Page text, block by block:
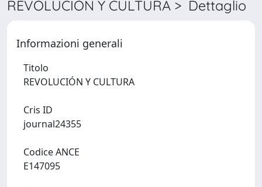
REVOLUCIÓN Y CULTURA > Dettaglio
Informazioni generali
Titolo
Cris ID
Codice ANCE